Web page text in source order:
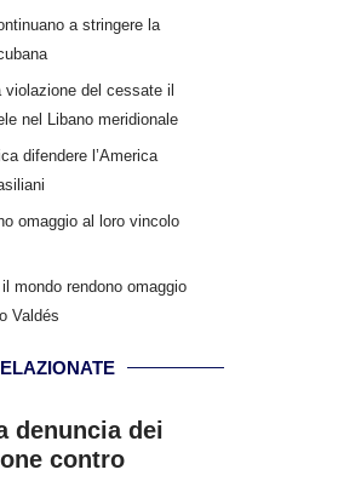
a stringere la
violazione del cessate il
nel Libano meridionale
difendere l’America
omaggio al loro vincolo
mondo rendono omaggio
Valdés
denuncia dei
contro